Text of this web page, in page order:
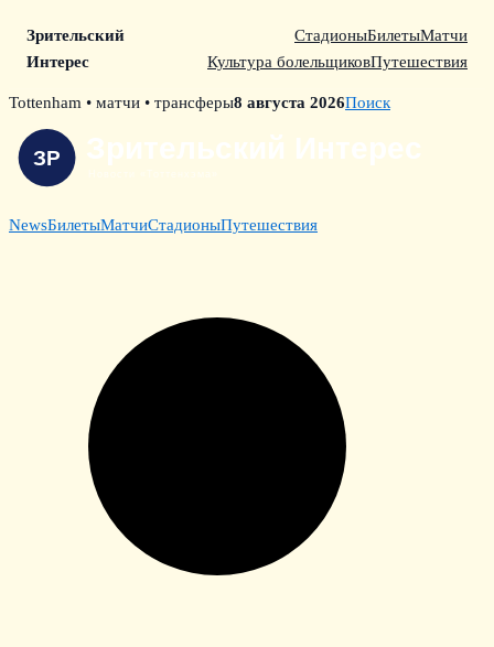
Зрительский
Интерес
СтадионыБилетыМатчи
Культура болельщиковПутешествия
Skip
content
Tottenham • матчи • трансферы8 августа 2026Поиск
NewsБилетыМатчиСтадионыПутешествия